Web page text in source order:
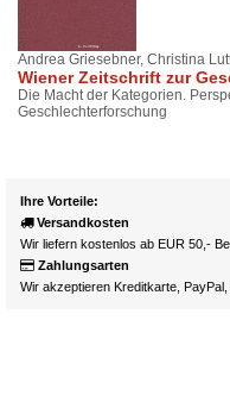
Andrea Griesebner, Christina
Wiener Zeitschrift zur
Die Macht der Kategorien.
Geschlechterforschung
Ihre Vorteile:
Versandkosten
Wir liefern kostenlos ab EUR 50,-
Zahlungsarten
Wir akzeptieren Kreditkarte,